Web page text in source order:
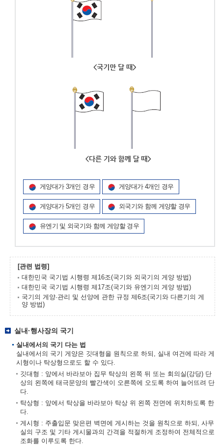
게양대가 3개인 경우 게양대가 4개인 경우
게양대가 5개인 경우 외국기와 함께 게양할 경우
유엔기 및 외국기와 함께 게양할 경우
[관련 법령]
대한민국 국기법 시행령 제16조(국기와 외국기의 게양 방법)
대한민국 국기법 시행령 제17조(국기와 유엔기의 게양 방법)
국기의 게양·관리 및 선양에 관한 규정 제6조(국기와 다른기의 게
양 방법)
실내·행사장의 국기
실내에서의 국기 다는 법
실내에서의 국기 게양은 깃대형을 원칙으로 하되, 실내 여건에 따라 게
시형이나 탁상형으로도 할 수 있다.
깃대형 : 앞에서 바라보아 집무 탁상의 왼쪽 뒤 또는 회의실(강당) 단
상의 왼쪽에 태극문양의 빨간색이 오른쪽에 오도록 하여 늘어뜨려 단
다.
탁상형 : 앞에서 탁상을 바라보아 탁상 위 왼쪽 전면에 위치하도록 한
다.
게시형 : 주출입문 맞은편 벽면에 게시하는 것을 원칙으로 하되, 사무
실의 구조 및 기타 게시물과의 간격을 적절하게 조정하여 전체적으로
조화를 이루도록 한다.